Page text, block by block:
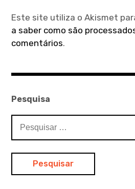
Este site utiliza o Akismet
a saber como são
comentários.
Pesquisa
por: